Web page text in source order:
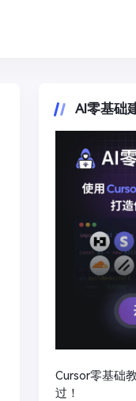
AI零基础
Cursor零基础
过！